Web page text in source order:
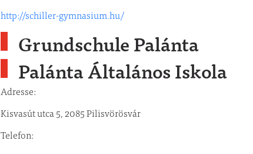
http://schiller-gymnasium.hu/
Grundschule Palánta
Palánta Általános Iskola
Adresse:
Kisvasút utca 5, 2085 Pilisvörösvár
Telefon: